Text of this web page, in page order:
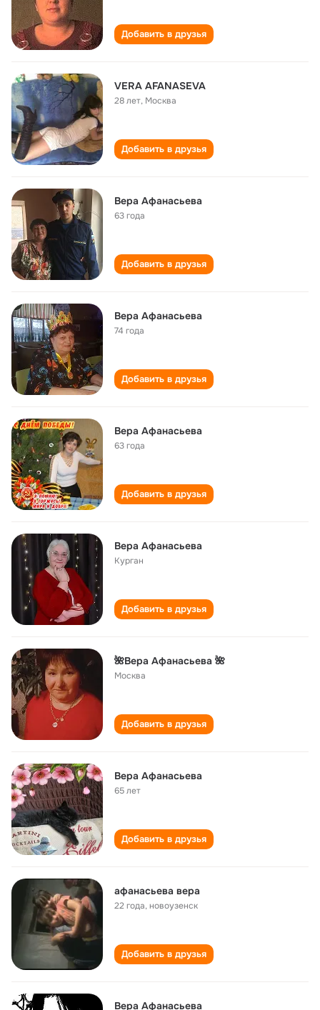
Добавить в друзья
VERA AFANASEVA
28 лет, Москва
Добавить в друзья
Вера Афанасьева
63 года
Добавить в друзья
Вера Афанасьева
74 года
Добавить в друзья
Вера Афанасьева
63 года
Добавить в друзья
Вера Афанасьева
Курган
Добавить в друзья
🌺Вера Афанасьева 🌺
Москва
Добавить в друзья
Вера Афанасьева
65 лет
Добавить в друзья
афанасьева вера
22 года,новоузенск
Добавить в друзья
Вера Афанасьева